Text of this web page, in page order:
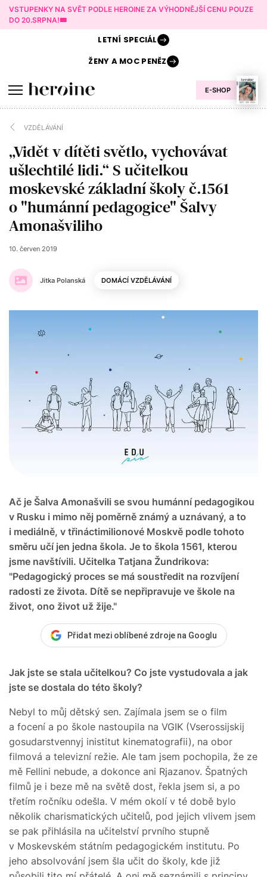
VSTUPENKY NA SVĚT PODLE HEROINE ZA VÝHODNĚJŠÍ CENU POUZE
DO 20.SRPNA!🎟️
E-SHOP
LETNÍ SPECIÁL
ŽENY AMOC PENĚZ
VZDĚLÁVÁNÍ
„Vidět v dítěti světlo, vychovávat
ušlechtilé lidi.“ S učitelkou
moskevské základní školy č.1561
o "humánní pedagogice" Šalvy
Amonašviliho
Jitka Polanská
10. červen 2019
DOMÁCÍ VZDĚLÁVÁNÍ
Ač je Šalva Amonašvili se svou humánní pedagogikou
v Rusku i mimo něj poměrně známý a uznávaný, a to
i mediálně, v třináctimilionové Moskvě podle tohoto
směru učí jen jedna škola. Je to škola 1561, kterou
jsme navštívili. Učitelka Tatjana Žundrikova:
"Pedagogický proces se má soustředit na rozvíjení
radosti ze života. Dítě se nepřipravuje ve škole na
život, ono život už žije."
Přidat mezi oblíbené zdroje na Googlu
Jak jste se stala učitelkou? Co jste vystudovala a jak
jste se dostala do této školy?
Nebyl to můj dětský sen. Zajímala jsem se o film
a focení a po škole nastoupila na VGIK (Vserossijskij
gosudarstvennyj inistitut kinematografii), na obor
filmová a televizní režie. Ale tam jsem pochopila, že ze
mě Fellini nebude, a dokonce ani Rjazanov. Špatných
filmů je i beze mě na světě dost, řekla jsem si, a po
třetím ročníku odešla. V mém okolí v té době bylo
několik charismatických učitelů, pod jejich vlivem jsem
se pak přihlásila na učitelství prvního stupně
v Moskevském státním pedagogickém institutu. Po
jeho absolvování jsem šla učit do školy, kde již